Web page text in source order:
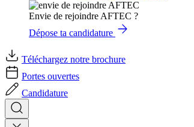
Envie de rejoindre AFTEC ?
Dépose ta candidature
Téléchargez notre brochure
Portes ouvertes
Candidature